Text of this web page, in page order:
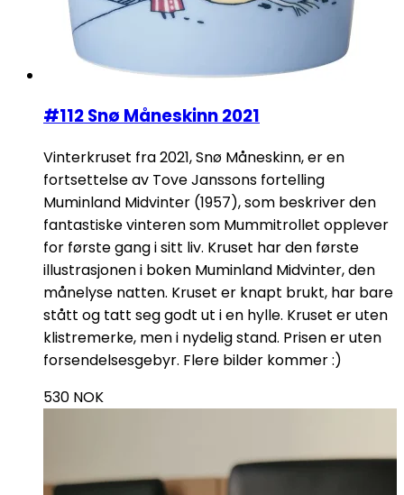
#112 Snø Måneskinn 2021
Vinterkruset fra 2021, Snø Måneskinn, er en
fortsettelse av Tove Janssons fortelling
Muminland Midvinter (1957), som beskriver den
fantastiske vinteren som Mummitrollet opplever
for første gang i sitt liv. Kruset har den første
illustrasjonen i boken Muminland Midvinter, den
månelyse natten. Kruset er knapt brukt, har bare
stått og tatt seg godt ut i en hylle. Kruset er uten
klistremerke, men i nydelig stand. Prisen er uten
forsendelsesgebyr. Flere bilder kommer :)
530 NOK